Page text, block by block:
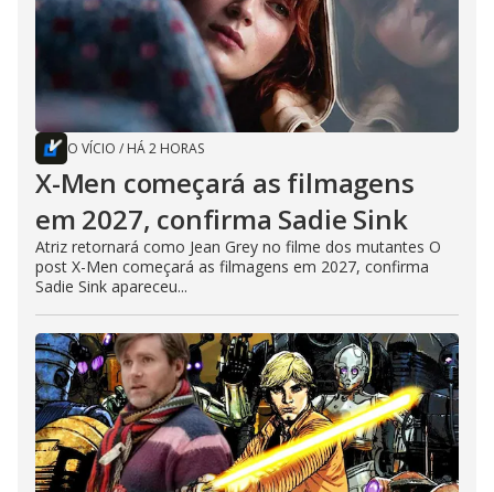
O VÍCIO / HÁ 2 HORAS
X-Men começará as filmagens
em 2027, confirma Sadie Sink
Atriz retornará como Jean Grey no filme dos mutantes O
post X-Men começará as filmagens em 2027, confirma
Sadie Sink apareceu...